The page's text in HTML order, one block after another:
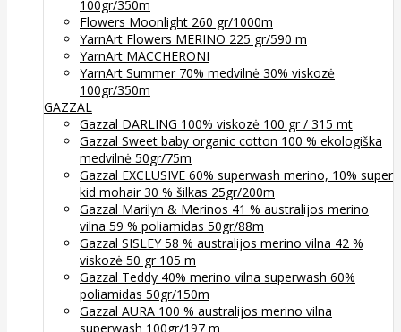
100gr/350m
Flowers Moonlight 260 gr/1000m
YarnArt Flowers MERINO 225 gr/590 m
YarnArt MACCHERONI
YarnArt Summer 70% medvilnė 30% viskozė
100gr/350m
GAZZAL
Gazzal DARLING 100% viskozė 100 gr / 315 mt
Gazzal Sweet baby organic cotton 100 % ekologiška
medvilnė 50gr/75m
Gazzal EXCLUSIVE 60% superwash merino, 10% super
kid mohair 30 % šilkas 25gr/200m
Gazzal Marilyn & Merinos 41 % australijos merino
vilna 59 % poliamidas 50gr/88m
Gazzal SISLEY 58 % australijos merino vilna 42 %
viskozė 50 gr 105 m
Gazzal Teddy 40% merino vilna superwash 60%
poliamidas 50gr/150m
Gazzal AURA 100 % australijos merino vilna
superwash 100gr/197 m